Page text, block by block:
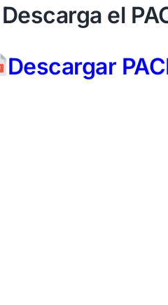
Descarga el
Descargar